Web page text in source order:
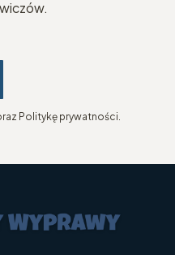
Politykę prywatności.